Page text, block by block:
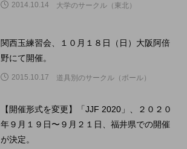
2014.10.14 大学のサークル（東北）
関西玉練習会、１０月１８日（日）大阪阿倍
野にて開催。
2015.10.17 道具別のサークル（ボール）
【開催形式を変更】「JJF 2020」、２０２０
年９月１９日〜９月２１日、福井県での開催
が決定。